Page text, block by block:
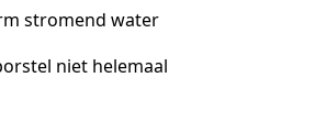
stromend water
niet helemaal